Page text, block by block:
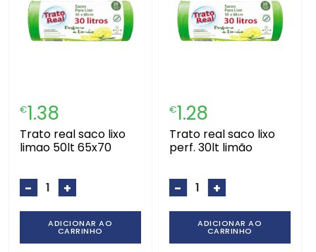
€1.38
trato real saco lixo
limao 50lt 65x70
- +
ADICIONAR AO
CARRINHO
€1.28
trato real saco lixo
perf. 30lt limão
- +
ADICIONAR AO
CARRINHO